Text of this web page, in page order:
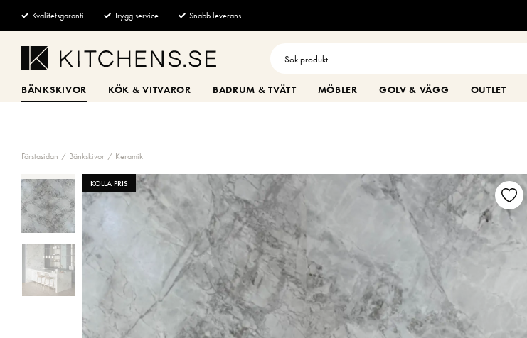
Kvalitetsgaranti Trygg service Snabb leverans
BÄNKSKIVOR KÖK & VITVAROR BADRUM & TVÄTT MÖBLER GOLV & VÄGG OUTLET
Förstasidan Bänkskivor Keramik
KOLLA PRIS